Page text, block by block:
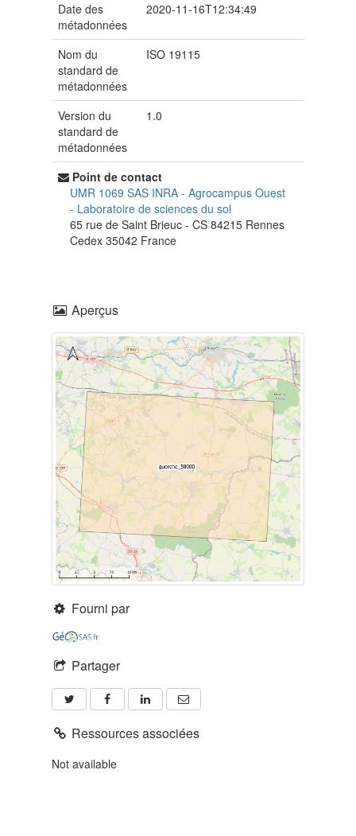
Date des
métadonnées
2020-11-16T12:34:49
Nom du
standard de
métadonnées
ISO 19115
Version du
standard de
métadonnées
1.0
Point de contact
UMR 1069 SAS INRA - Agrocampus Ouest
- Laboratoire de sciences du sol
65 rue de Saint Brieuc - CS 84215 Rennes
Cedex 35042 France
Aperçus
Fourni par
Partager
Ressources associées
Not available